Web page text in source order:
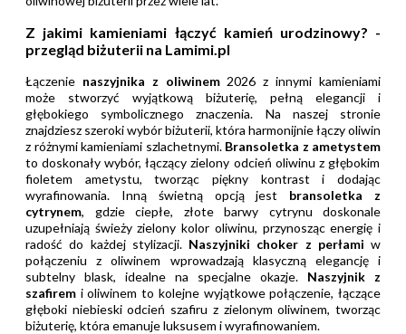
Z jakimi kamieniami łączyć kamień urodzinowy? -
przegląd biżuterii na Lamimi.pl
Łączenie naszyjnika z oliwinem2026 z innymi kamieniami
może stworzyć wyjątkową biżuterię, pełną elegancji i
głębokiego symbolicznego znaczenia. Na naszej stronie
znajdziesz szeroki wybór biżuterii, która harmonijnie łączy oliwin
z różnymi kamieniami szlachetnymi. Bransoletka z ametystem
to doskonały wybór, łączący zielony odcień oliwinu z głębokim
fioletem ametystu, tworząc piękny kontrast i dodając
wyrafinowania. Inną świetną opcją jest
bransoletka z
cytrynem, gdzie ciepłe, złote barwy cytrynu doskonale
uzupełniają świeży zielony kolor oliwinu, przynosząc energię i
radość do każdej stylizacji. Naszyjniki choker z perłami w
połączeniu z oliwinem wprowadzają klasyczną elegancję i
subtelny blask, idealne na specjalne okazje.
Naszyjnik z
szafirem i oliwinem to kolejne wyjątkowe połączenie, łączące
głęboki niebieski odcień szafiru z zielonym oliwinem, tworząc
biżuterię, która emanuje luksusem i wyrafinowaniem.